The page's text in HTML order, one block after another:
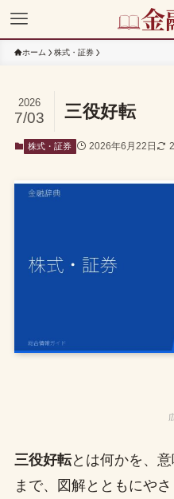
ホーム 株式・証券
三役好転
2026
7/03
株式・証券 2026年6月22日
三役好転とは何かを、
まで、図解とともにやさ